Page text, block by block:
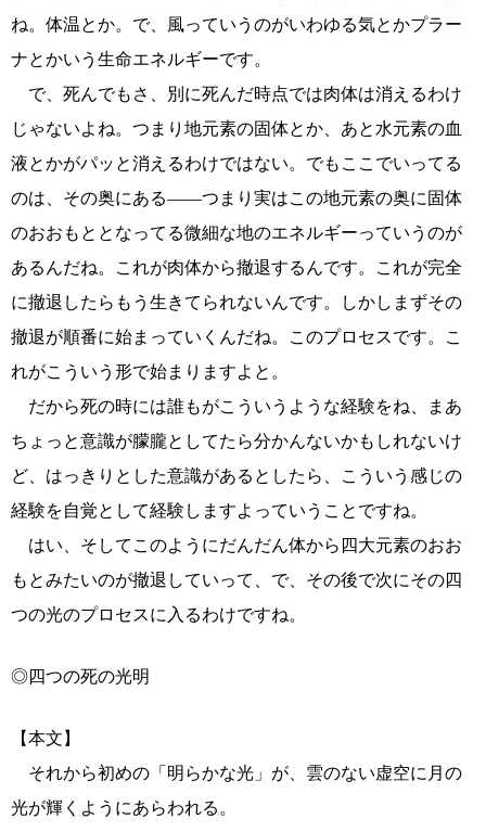
ね。体温とか。で、風っていうのがいわゆる気とかプラー
ナとかいう生命エネルギーです。
で、死んでもさ、別に死んだ時点では肉体は消えるわけ
じゃないよね。つまり地元素の固体とか、あと水元素の血
液とかがパッと消えるわけではない。でもここでいってる
のは、その奥にある――つまり実はこの地元素の奥に固体
のおおもととなってる微細な地のエネルギーっていうのが
あるんだね。これが肉体から撤退するんです。これが完全
に撤退したらもう生きてられないんです。しかしまずその
撤退が順番に始まっていくんだね。このプロセスです。こ
れがこういう形で始まりますよと。
だから死の時には誰もがこういうような経験をね、まあ
ちょっと意識が朦朧としてたら分かんないかもしれないけ
ど、はっきりとした意識があるとしたら、こういう感じの
経験を自覚として経験しますよっていうことですね。
はい、そしてこのようにだんだん体から四大元素のおお
もとみたいのが撤退していって、で、その後で次にその四
つの光のプロセスに入るわけですね。
◎四つの死の光明
【本文】
それから初めの「明らかな光」が、雲のない虚空に月の
光が輝くようにあらわれる。